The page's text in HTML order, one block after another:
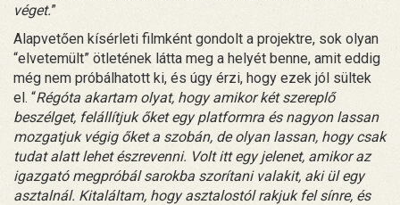
véget.”
Alapvetően kísérleti filmként gondolt a projektre, sok olyan
“elvetemült” ötletének látta meg a helyét benne, amit eddig
még nem próbálhatott ki, és úgy érzi, hogy ezek jól sültek
el. “Régóta akartam olyat, hogy amikor két szereplő
beszélget, felállítjuk őket egy platformra és nagyon lassan
mozgatjuk végig őket a szobán, de olyan lassan, hogy csak
tudat alatt lehet észrevenni. Volt itt egy jelenet, amikor az
igazgató megpróbál sarokba szorítani valakit, aki ül egy
asztalnál. Kitaláltam, hogy asztalostól rakjuk fel sínre, és